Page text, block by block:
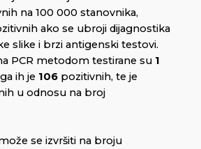
na 100 000 stanovnika,
ako se ubroji dijagnostika
slike i brzi antigenski testovi.
PCR metodom testirane su 1
ih je 106 pozitivnih, te je
u odnosu na broj
se izvršiti na broju